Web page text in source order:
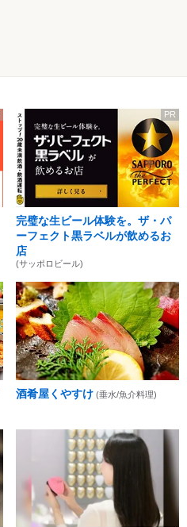
PR
完璧な生ビール体験を。ザ・パ
ーフェクト黒ラベルが飲めるお
店
(サッポロビール)
酒肴屋くやすけ (垂水/魚介料理)